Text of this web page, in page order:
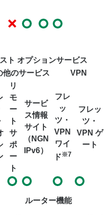
ト オプションサービス
他のサービス VPN
リ
モ
ー
ト
サ
ポ
ー
ト
サービ
ス情報
サイト
（NGN
IPv6）
フレ
ッ
ツ・
VPN
ワイ
ド ※7
フレッ
ツ・
VPN ゲ
ート
ルーター機能